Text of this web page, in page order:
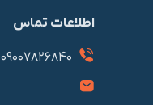
اطلاعات تماس
09007826840